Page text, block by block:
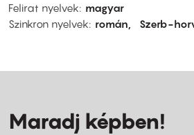
Felirat nyelvek
magyar
Szinkron nyelvek
román Szerb-
Maradj képben!